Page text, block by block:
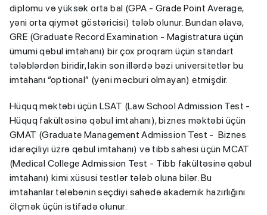
diplomu və yüksək orta bal (GPA - Grade Point Average,
yəni orta qiymət göstəricisi) tələb olunur. Bundan əlavə,
GRE (Graduate Record Examination - Magistratura üçün
ümumi qəbul imtahanı) bir çox proqram üçün standart
tələblərdən biridir, lakin son illərdə bəzi universitetlər bu
imtahanı “optional” (yəni məcburi olmayan) etmişdir.
Hüquq məktəbi üçün LSAT (Law School Admission Test -
Hüquq fakültəsinə qəbul imtahanı), biznes məktəbi üçün
GMAT (Graduate Management Admission Test - Biznes
idarəçiliyi üzrə qəbul imtahanı) və tibb sahəsi üçün MCAT
(Medical College Admission Test - Tibb fakültəsinə qəbul
imtahanı) kimi xüsusi testlər tələb oluna bilər. Bu
imtahanlar tələbənin seçdiyi sahədə akademik hazırlığını
ölçmək üçün istifadə olunur.